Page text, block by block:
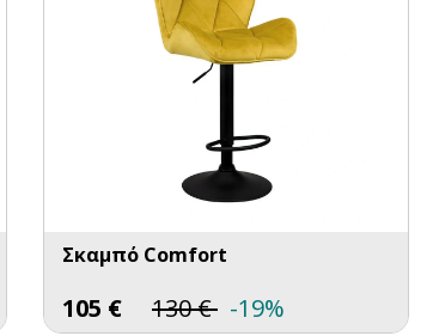
Σκαμπό Comfort
105 € 130€ -19%